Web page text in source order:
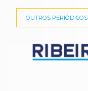
OUTROS PERIÓDICOS